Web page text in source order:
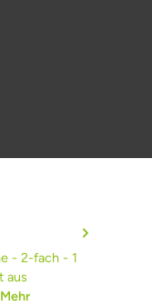
- 2-fach - 1
aus
Mehr